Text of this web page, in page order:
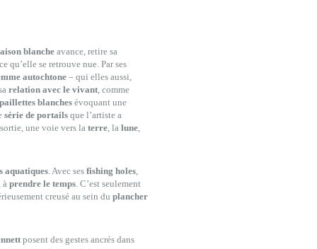
blancheavance, retire sa
qu’elle se retrouve nue. Par ses
autochtone– qui elles aussi,
relation avec le vivant, comme
blanchesévoquant une
série de portailsque l’artiste a
une voie vers la terre, la lune,
aquatiques. Avec ses fishing holes,
à prendre le temps. C’est seulement
creusé au sein du plancher
posent des gestes ancrés dans